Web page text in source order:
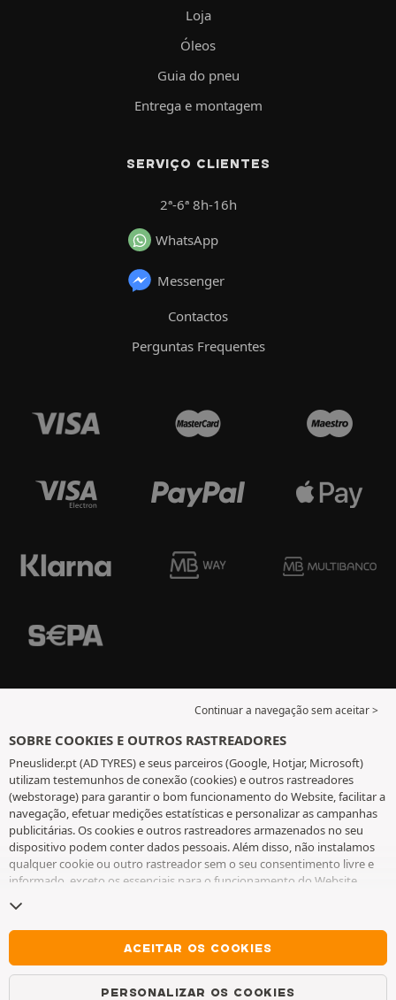
Loja
Óleos
Guia do pneu
Entrega e montagem
SERVIÇO CLIENTES
2ª-6ª 8h-16h
WhatsApp
Messenger
Contactos
Perguntas Frequentes
Continuar a navegação sem aceitar >
SOBRE COOKIES E OUTROS RASTREADORES
Pneuslider.pt (AD TYRES) e seus parceiros (Google, Hotjar, Microsoft)
utilizam testemunhos de conexão (cookies) e outros rastreadores
(webstorage) para garantir o bom funcionamento do Website, facilitar a
navegação, efetuar medições estatísticas e personalizar as campanhas
publicitárias. Os cookies e outros rastreadores armazenados no seu
dispositivo podem conter dados pessoais. Além disso, não instalamos
qualquer cookie ou outro rastreador sem o seu consentimento livre e
informado, exceto os essenciais para o funcionamento do Website.
consentimento a qualquer momento, ao aceder à
outros rastreadores. Pode optar por continuar a navegar sem aceitar a
instalação de cookies ou outros rastreadores. A recusa não prejudica o
acesso aos serviços AD TYRES. Para obter mais informações, consultea
página de cookies e outros rastreadores
ACEITAR OS COOKIES
PERSONALIZAR OS COOKIES